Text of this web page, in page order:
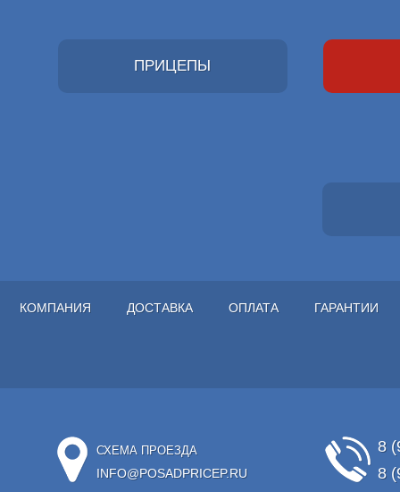
ПРИЦЕПЫ
КОМПАНИЯ ДОСТАВКА ОПЛАТА ГАРАНТИИ
СХЕМА ПРОЕЗДА
INFO@POSADPRICEP.RU
8
8